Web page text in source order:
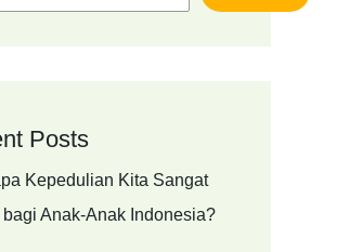
Posts
Kepedulian Kita Sangat
bagi Anak-Anak Indonesia?